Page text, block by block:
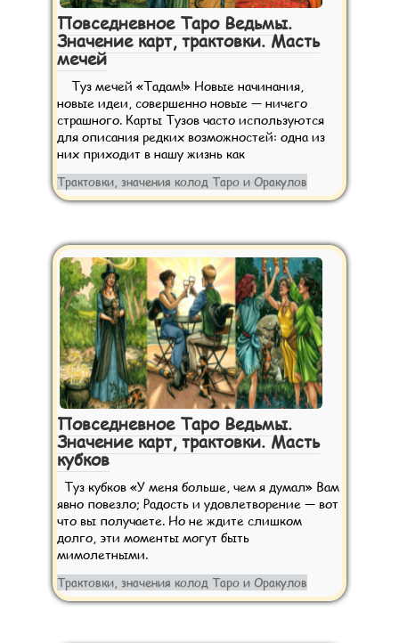
Повседневное Таро Ведьмы.
Значение карт, трактовки. Масть
мечей
Туз мечей «Тадам!» Новые начинания,
новые идеи, совершенно новые — ничего
страшного. Карты Тузов часто используются
для описания редких возможностей: одна из
них приходит в нашу жизнь как
Трактовки, значения колод Таро и Оракулов
Повседневное Таро Ведьмы.
Значение карт, трактовки. Масть
кубков
Туз кубков «У меня больше, чем я думал» Вам
явно повезло; Радость и удовлетворение — вот
что вы получаете. Но не ждите слишком
долго, эти моменты могут быть
мимолетными.
Трактовки, значения колод Таро и Оракулов